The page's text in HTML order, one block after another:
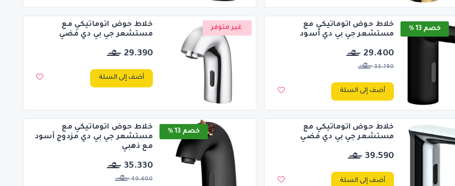
خصم 13 %
خلاط حوض اتوماتيكي مع
مستشعر جي بي دي أسود
29.400
33.790
أضف إلى السلة
غير متوفر
خلاط حوض اتوماتيكي مع
مستشعر جي بي دي فضي
29.390
أضف إلى السلة
خلاط حوض اتوماتيكي مع
مستشعر جي بي دي فضي
39.590
أضف إلى السلة
خصم 13 %
خلاط حوض اتوماتيكي مع
مستشعر جي بي دي مزدوج أسود
مع ذهبي
35.330
40.600